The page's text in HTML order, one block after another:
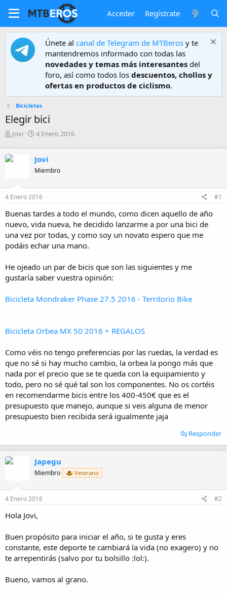
Acceder Regístrate
Únete al canal de Telegram de MTBeros y te
mantendremos informado con todas las
novedades y temas más interesantes del
foro, así como todos los descuentos, chollos y
ofertas en productos de ciclismo.
Bicicletas
Elegir bici
A
o
Jovi
F
h
a
e
i
i
c
i
o
4 Enero 2016
Jovi
Miembro
4 Enero 2016 #1
Buenas tardes a todo el mundo, como dicen aquello de año
nuevo, vida nueva, he decidido lanzarme a por una bici de
una vez por todas, y como soy un novato espero que me
podáis echar una mano.
He ojeado un par de bicis que son las siguientes y me
gustaría saber vuestra opinión:
Bicicleta Mondraker Phase 27.5 2016 - Territorio Bike
Bicicleta Orbea MX 50 2016 + REGALOS
Como véis no tengo preferencias por las ruedas, la verdad es
que no sé si hay mucho cambio, la orbea la pongo más que
nada por el precio que se te queda con la equipamiento y
todo, pero no sé qué tal son los componentes. No os cortéis
en recomendarme bicis entre los 400-450€ que es el
presupuesto que manejo, aunque si veis alguna de menor
presupuesto bien recibida será igualmente jaja
Responder
Japegu
Miembro Veterano
4 Enero 2016 #2
Hola Jovi,
Buen propósito para iniciar el año, si te gusta y eres
constante, este deporte te cambiará la vida (no exagero) y no
te arrepentirás (salvo por tu bolsillo :lol:).
Bueno, vamos al grano.